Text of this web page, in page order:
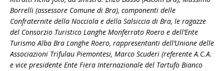
Borrelli (assessore Comune di Bra), componenti delle
Confraternite della Nocciola e della Salsiccia di Bra, le ragazze
del Consorzio Turistico Langhe Monferrato Roero e dell’Ente
Turismo Alba Bra Langhe Roero, rappresentanti dell’Unione delle
Associazioni Trifulau Piemontesi, Marco Scuderi (referente A.C.A.
e vice presidente Ente Fiera Internazionale del Tartufo Bianco